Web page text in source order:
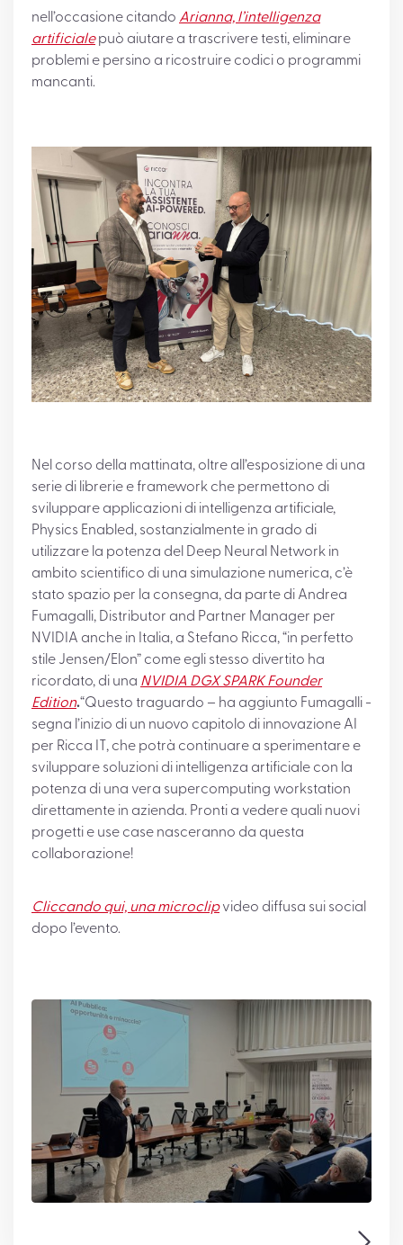
nell’occasione citando Arianna, l’intelligenza
artificiale può aiutare a trascrivere testi, eliminare
problemi e persino a ricostruire codici o programmi
mancanti.
Nel corso della mattinata, oltre all’esposizione di una
serie di librerie e framework che permettono di
sviluppare applicazioni di intelligenza artificiale,
Physics Enabled, sostanzialmente in grado di
utilizzare la potenza del Deep Neural Network in
ambito scientifico di una simulazione numerica, c’è
stato spazio per la consegna, da parte di Andrea
Fumagalli, Distributor and Partner Manager per
NVIDIA anche in Italia, a Stefano Ricca, “in perfetto
stile Jensen/Elon” come egli stesso divertito ha
ricordato, di una NVIDIA DGX SPARK Founder
Edition.“Questo traguardo – ha aggiunto Fumagalli -
segna l’inizio di un nuovo capitolo di innovazione AI
per Ricca IT, che potrà continuare a sperimentare e
sviluppare soluzioni di intelligenza artificiale con la
potenza di una vera supercomputing workstation
direttamente in azienda. Pronti a vedere quali nuovi
progetti e use case nasceranno da questa
collaborazione!
Cliccando qui, una microclip video diffusa sui social
dopo l’evento.